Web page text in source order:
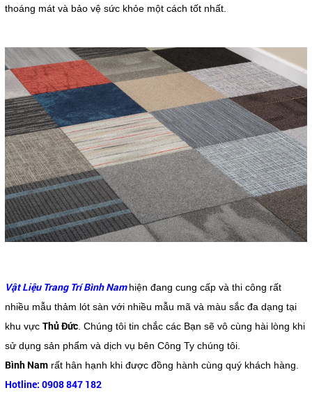
thoáng mát và bảo vệ sức khỏe một cách tốt nhất.
Vật Liệu Trang Trí Bình Nam hiện đang cung cấp và thi công rất
nhiều mẫu thảm lót sàn với nhiều mẫu mã và màu sắc đa dạng tại
khu vực Thủ Đức. Chúng tôi tin chắc các Bạn sẽ vô cùng hài lòng khi
sử dụng sản phẩm và dịch vụ bên Công Ty chúng tôi.
Bình Namrất hân hạnh khi được đồng hành cùng quý khách hàng.
Hotline: 0908 847 182